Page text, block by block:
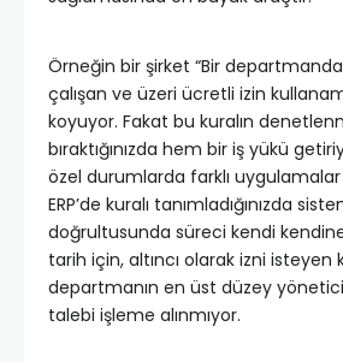
Örneğin bir şirket “Bir
çalışan ve üzeri ücretli izin
koyuyor. Fakat bu kuralın
bıraktığınızda hem bir iş yükü
özel durumlarda farklı
ERP’de kuralı tanımladığınızda
doğrultusunda süreci kendi
tarih için, altıncı olarak izni isteyen
departmanın en üst düzey
talebi işleme alınmıyor.